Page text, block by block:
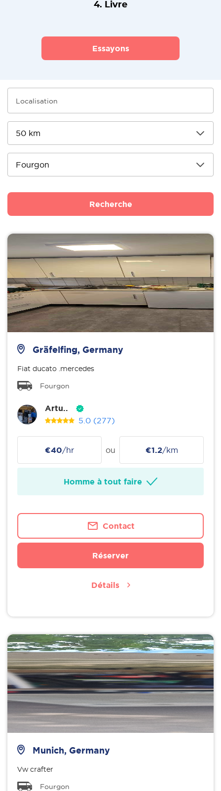
4. Livre
Essayons
Recherche
Gräfelfing, Germany
Fiat ducato .mercedes
Fourgon
Artu..
5.0 (277)
€40/hr ou €1.2/km
Homme à tout faire
Contact
Réserver
Détails
Munich, Germany
Vw crafter
Fourgon